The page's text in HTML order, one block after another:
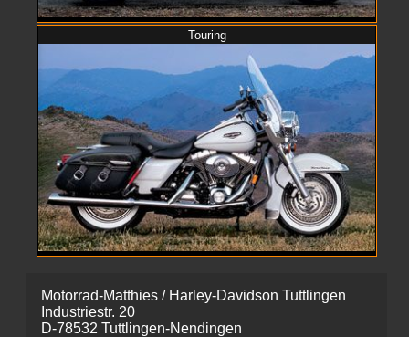
Touring
Motorrad-Matthies / Harley-Davidson Tuttlingen
Industriestr. 20
D-78532 Tuttlingen-Nendingen